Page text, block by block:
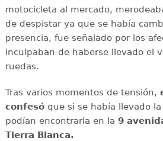
motocicleta al mercado,
de despistar ya que se había
presencia, fue señalado por los
inculpaban de haberse llevado el
ruedas.
Tras varios momentos de tensión,
confesóque si se había llevado
podían encontrarla en la 9
Tierra Blanca.